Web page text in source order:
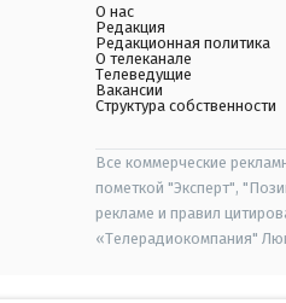
О нас
Редакция
Редакционная политика
О телеканале
Телеведущие
Вакансии
Структура собственности
Все коммерческие
пометкой "Эксперт",
рекламе и правил
«Телерадиокомпания"